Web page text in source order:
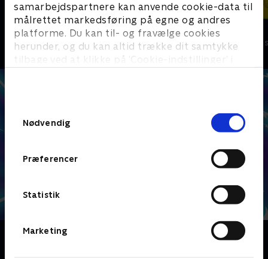
samarbejdspartnere kan anvende cookie-data til
målrettet markedsføring på egne og andres
platforme. Du kan til- og fravælge cookies
herunder, og du kan altid trække dit samtykke
tilbage ved at klikke på ’Cookie-indstillinger’ i
Nødvendig
Præferencer
Statistik
Marketing
Gurli Gris
Børneserier • 4 sæsoner
Barbapapa
Børneserier • 1
Om The Twisted Timeline of Sammy and Raj